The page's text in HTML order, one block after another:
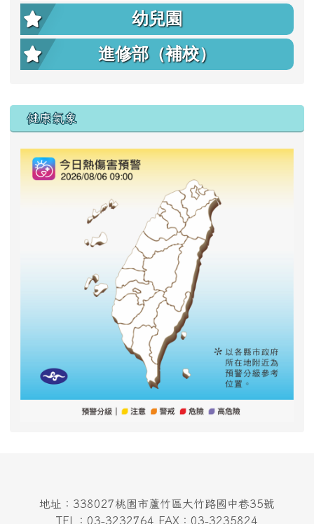
幼兒園
進修部（補校）
右邊區域內容
健康氣象
地址：338027桃園市蘆竹區大竹路國中巷35號
TEL：03-3232764 FAX：03-3235824